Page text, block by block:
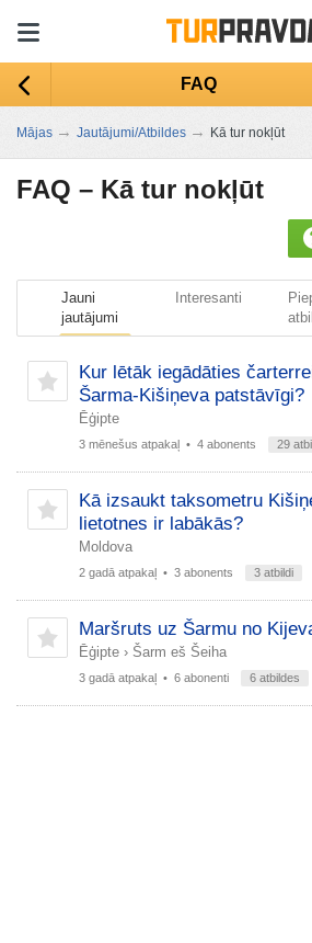
FAQ
Mājas → Jautājumi/Atbildes → Kā tur nokļūt
FAQ – Kā tur nokļūt
Jauni
jautājumi
Interesanti
Kur lētāk iegādāties
Šarma-Kišiņeva patstāvīgi?
Ēģipte
3 mēnešus atpakaļ • 4 abonents 29
Kā izsaukt taksometru
lietotnes ir labākās?
Moldova
2 gadā atpakaļ • 3 abonents 3 atbildi
Maršruts uz Šarmu no
Ēģipte › Šarm eš Šeiha
3 gadā atpakaļ • 6 abonenti 6 atbildes